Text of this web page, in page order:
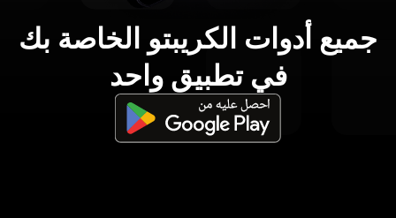
جميع أدوات الكريبتو الخاصة بك
في تطبيق واحد